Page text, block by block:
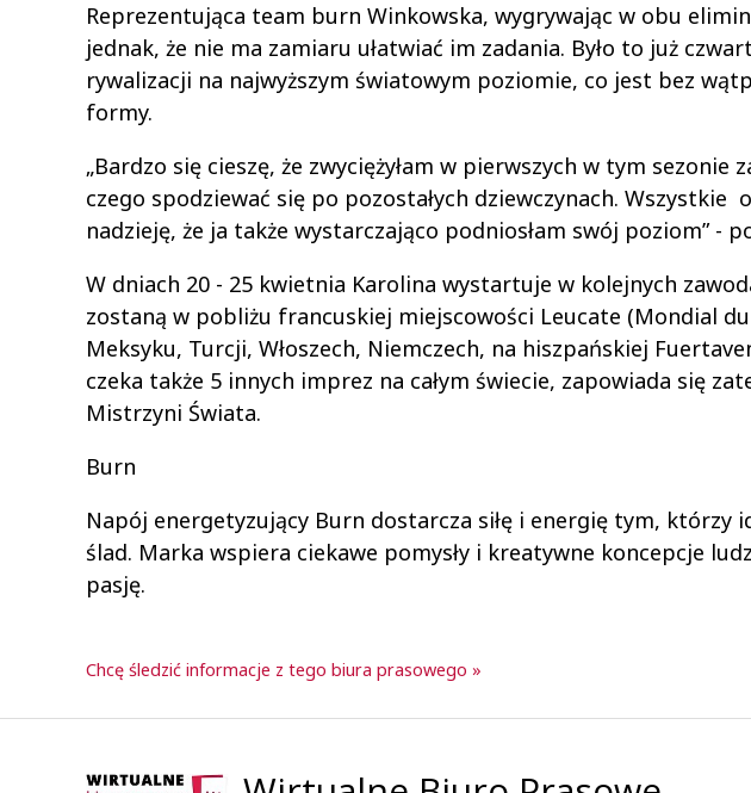
Reprezentująca team burn Winkowska, wygrywając w obu
jednak, że nie ma zamiaru ułatwiać im zadania. Było to już
rywalizacji na najwyższym światowym poziomie, co jest bez
formy.
„Bardzo się cieszę, że zwyciężyłam w pierwszych w tym sezonie
czego spodziewać się po pozostałych dziewczynach. Wszystkie
nadzieję, że ja także wystarczająco podniosłam swój poziom” -
W dniach 20 - 25 kwietnia Karolina wystartuje w kolejnych
zostaną w pobliżu francuskiej miejscowości Leucate (Mondial
Meksyku, Turcji, Włoszech, Niemczech, na hiszpańskiej
czeka także 5 innych imprez na całym świecie, zapowiada się
Mistrzyni Świata.
Burn
Napój energetyzujący Burn dostarcza siłę i energię tym, którzy
ślad. Marka wspiera ciekawe pomysły i kreatywne koncepcje
pasję.
Chcę śledzić informacje z tego biura prasowego »